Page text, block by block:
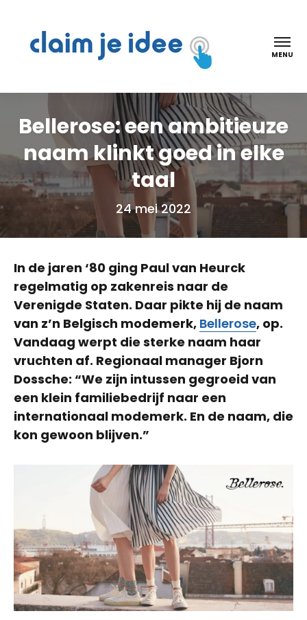
MENU
Bellerose: een ambitieuze
naam klinkt goed in elke
taal
24 mei 2022
In de jaren ‘80 ging Paul van Heurck
regelmatig op zakenreis naar de
Verenigde Staten. Daar pikte hij de naam
van z’n Belgisch modemerk, Bellerose, op.
Vandaag werpt die sterke naam haar
vruchten af. Regionaal manager Bjorn
Dossche: “We zijn intussen gegroeid van
een klein familiebedrijf naar een
internationaal modemerk. En de naam, die
kon gewoon blijven.”